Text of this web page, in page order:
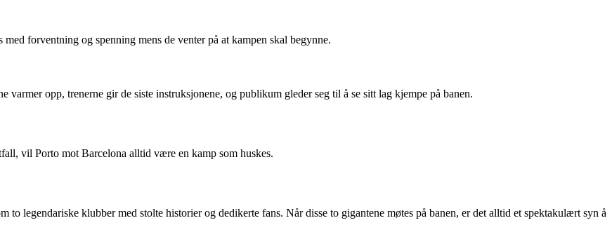
forventning og spenning mens de venter på at kampen skal begynne.
varmer opp, trenerne gir de siste instruksjonene, og publikum gleder seg til å se sitt lag kjempe på banen.
vil Porto mot Barcelona alltid være en kamp som huskes.
legendariske klubber med stolte historier og dedikerte fans. Når disse to gigantene møtes på banen, er det alltid et spektakulært syn å